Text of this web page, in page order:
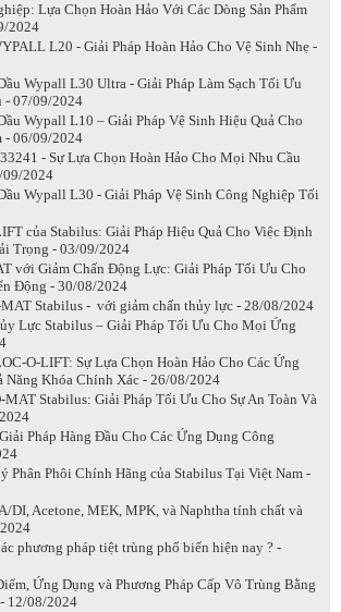
Lựa Chọn Hoàn Hảo Với Các Dòng Sản Phẩm
2024
L20 - Giải Pháp Hoàn Hảo Cho Vệ Sinh Nhẹ -
Wypall L30 Ultra - Giải Pháp Làm Sạch Tối Ưu
- 07/09/2024
Wypall L10 – Giải Pháp Vệ Sinh Hiệu Quả Cho
- 06/09/2024
- Sự Lựa Chọn Hoàn Hảo Cho Mọi Nhu Cầu
09/2024
Wypall L30 - Giải Pháp Vệ Sinh Công Nghiệp Tối
của Stabilus: Giải Pháp Hiệu Quả Cho Việc Định
Trọng - 03/09/2024
với Giảm Chấn Động Lực: Giải Pháp Tối Ưu Cho
Động - 30/08/2024
Stabilus - với giảm chấn thủy lực - 28/08/2024
Lực Stabilus – Giải Pháp Tối Ưu Cho Mọi Ứng
O-LIFT: Sự Lựa Chọn Hoàn Hảo Cho Các Ứng
Khóa Chính Xác - 26/08/2024
Stabilus: Giải Pháp Tối Ưu Cho Sự An Toàn Và
Pháp Hàng Đầu Cho Các Ứng Dụng Công
Phân Phôi Chính Hãng của Stabilus Tại Việt Nam -
DI, Acetone, MEK, MPK, và Naphtha tính chất và
phương pháp tiệt trùng phổ biến hiện nay ? -
Ứng Dụng và Phương Pháp Cấp Vô Trùng Bằng
12/08/2024